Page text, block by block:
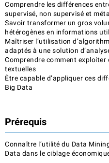
Comprendre les différences
supervisé, non supervisé et
Savoir transformer un gros
hétérogènes en informations
Maîtriser l’utilisation
adaptés à une solution
Comprendre comment exploiter
textuelles
Être capable d’appliquer ces
Big Data
Prérequis
Connaître l’utilité du Data
Data dans le ciblage